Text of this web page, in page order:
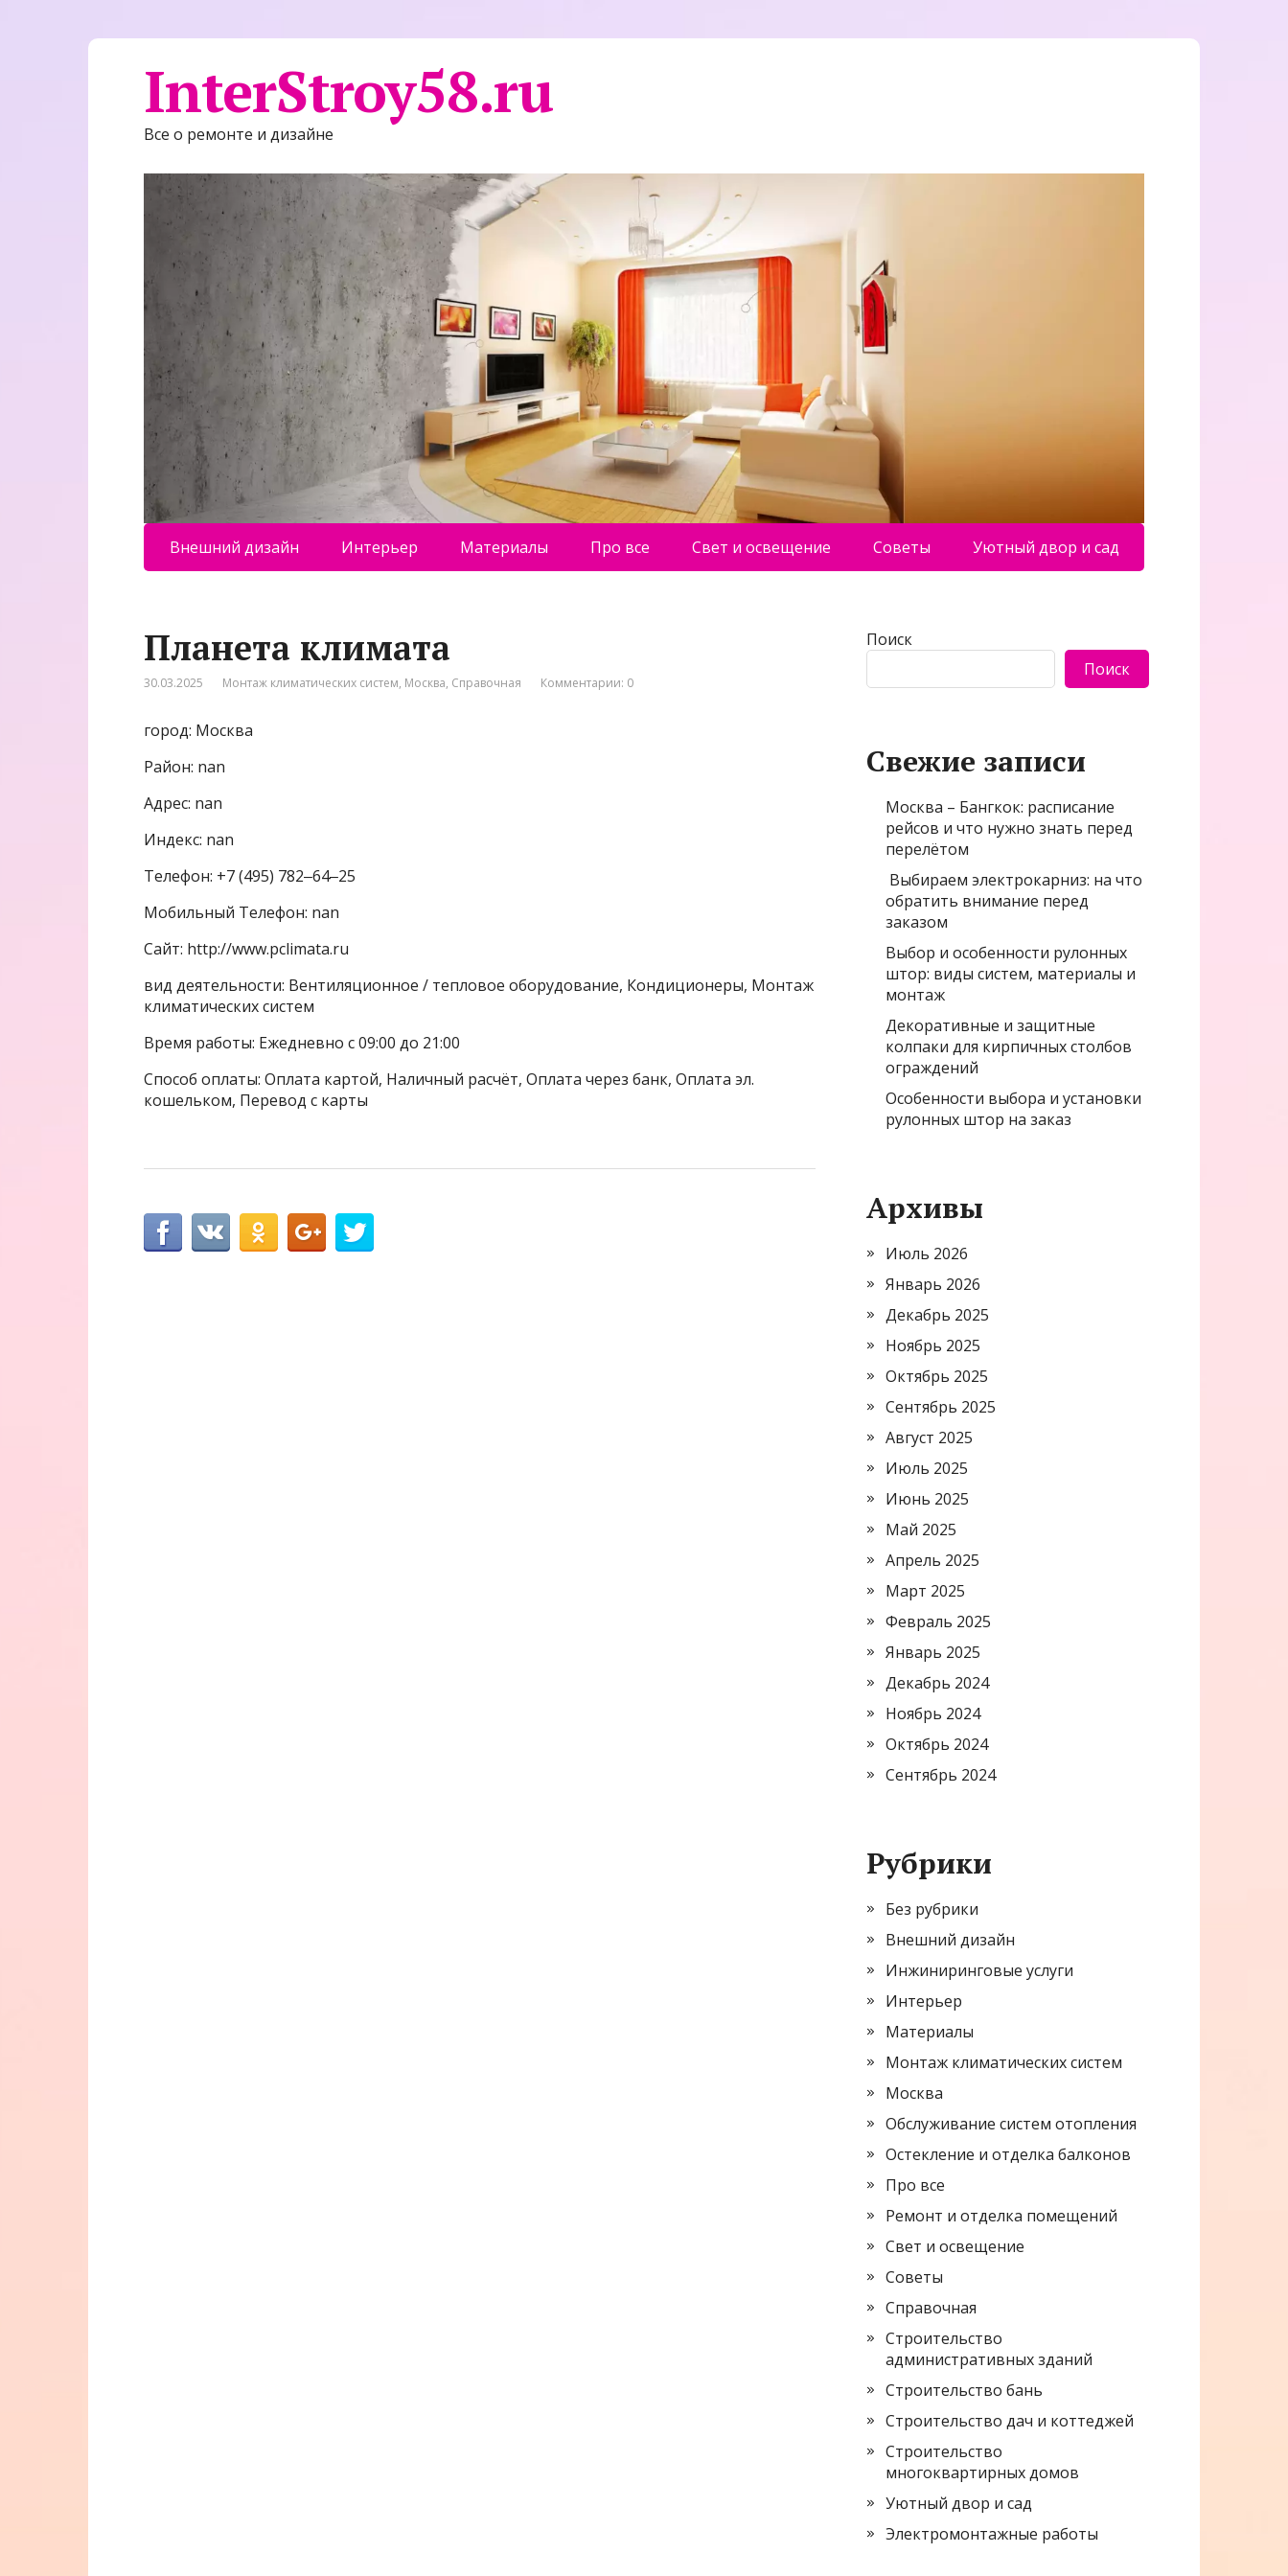
InterStroy58.ru
Все о ремонте и дизайне
Внешний дизайн Интерьер Материалы Про все Свет и освещение Советы Уютный двор и сад
Планета климата
30.03.2025 Монтаж климатических систем, Москва, Справочная Комментарии: 0
город: Москва
Район: nan
Адрес: nan
Индекс: nan
Телефон: +7 (495) 782‒64‒25
Мобильный Телефон: nan
Сайт: http://www.pclimata.ru
вид деятельности: Вентиляционное / тепловое оборудование, Кондиционеры, Монтаж
климатических систем
Время работы: Ежедневно с 09:00 до 21:00
Способ оплаты: Оплата картой, Наличный расчёт, Оплата через банк, Оплата эл.
кошельком, Перевод с карты
Поиск
Поиск
Свежие записи
Москва – Бангкок: расписание
рейсов и что нужно знать перед
перелётом
Выбираем электрокарниз: на что
обратить внимание перед
заказом
Выбор и особенности рулонных
штор: виды систем, материалы и
монтаж
Декоративные и защитные
колпаки для кирпичных столбов
ограждений
Особенности выбора и установки
рулонных штор на заказ
Архивы
Июль 2026
Январь 2026
Декабрь 2025
Ноябрь 2025
Октябрь 2025
Сентябрь 2025
Август 2025
Июль 2025
Июнь 2025
Май 2025
Апрель 2025
Март 2025
Февраль 2025
Январь 2025
Декабрь 2024
Ноябрь 2024
Октябрь 2024
Сентябрь 2024
Рубрики
Без рубрики
Внешний дизайн
Инжиниринговые услуги
Интерьер
Материалы
Монтаж климатических систем
Москва
Обслуживание систем отопления
Остекление и отделка балконов
Про все
Ремонт и отделка помещений
Свет и освещение
Советы
Справочная
Строительство
административных зданий
Строительство бань
Строительство дач и коттеджей
Строительство
многоквартирных домов
Уютный двор и сад
Электромонтажные работы